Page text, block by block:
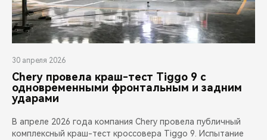
30 апреля 2026
Chery провела краш-тест Tiggo 9 с
одновременными фронтальным и задним
ударами
В апреле 2026 года компания Chery провела публичный
комплексный краш-тест кроссовера Tiggo 9. Испытание